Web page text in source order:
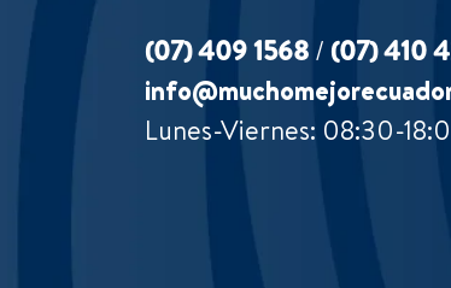
(07) 409 1568 / (07) 410
Lunes-Viernes: 08:30-